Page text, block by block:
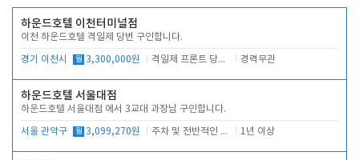
하운드호텔 이천터미널점
이천 하운드호텔 격일제 당번 구인합니다.
경기 이천시 월 3,300,000원 격일제 프론트 당번 업무로 주차 및 객실 점검 경력무관
하운드호텔 서울대점
하운드호텔 서울대점 에서 3교대 과장님 구인합니다.
서울 관악구 월 3,099,270원 주차 및 전반적인 당번업무 1년 이상